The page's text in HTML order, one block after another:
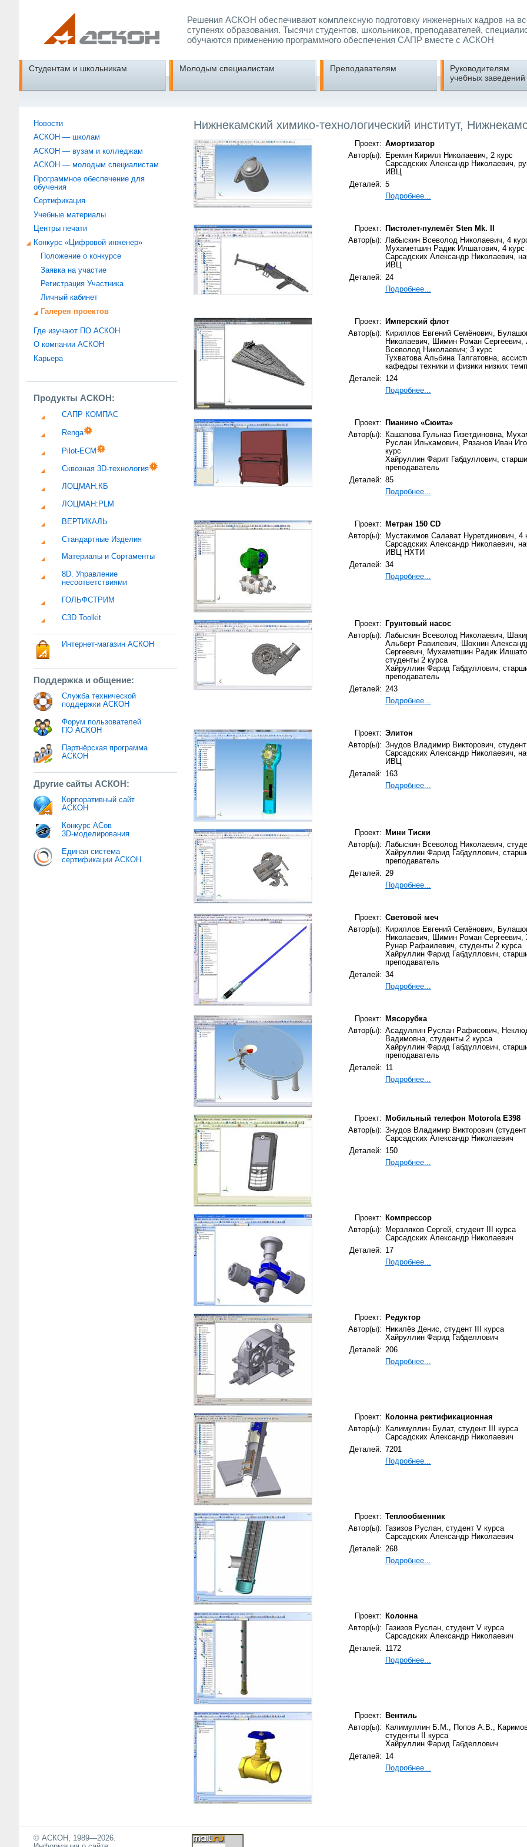
Решения АСКОН обеспечивают комплексную подготовку инженерных кадров на
ступенях образования. Тысячи студентов, школьников, преподавателей,
обучаются применению программного обеспечения САПР вместе с АСКОН
Студентам и школьникам Молодым специалистам Преподавателям
Руководителям
учебных заведений
Новости
АСКОН — школам
АСКОН — вузам и колледжам
АСКОН — молодым специалистам
Программное обеспечение для
обучения
Сертификация
Учебные материалы
Центры печати
Конкурс «Цифровой инженер»
Положение о конкурсе
Заявка на участие
Регистрация Участника
Личный кабинет
Галерея проектов
Где изучают ПО АСКОН
О компании АСКОН
Карьера
Продукты АСКОН:
САПР КОМПАС
Renga
Pilot-ECM
Сквозная 3D-технология
ЛОЦМАН:КБ
ЛОЦМАН:PLM
ВЕРТИКАЛЬ
Стандартные Изделия
Материалы и Сортаменты
8D. Управление
несоответствиями
ГОЛЬФСТРИМ
C3D Toolkit
Интернет-магазин АСКОН
Поддержка и общение:
Служба технической
поддержки АСКОН
Форум пользователей
ПО АСКОН
Партнёрская программа
АСКОН
Другие сайты АСКОН:
Корпоративный сайт
АСКОН
Конкурс АСов
3D-моделирования
Единая система
сертификации АСКОН
Нижнекамский химико-технологический институт,
Проект: Амортизатор
Автор(ы):
Еремин Кирилл Николаевич, 2 курс
Сарсадских Александр Николаевич,
ИВЦ
Деталей: 5
Подробнее...
Проект:
Пистолет-пулемёт Sten Mk. II
Автор(ы): Лабыскин Всеволод Николаевич, 4
Мухаметшин Радик Илшатович, 4 курс
Сарсадских Александр Николаевич,
ИВЦ
Деталей: 24
Подробнее...
Проект:
Имперский флот
Автор(ы):
Кириллов Евгений Семёнович,
Николаевич, Шимин Роман Сергеевич,
Всеволод Николаевич; 3 курс
Тухватова Альбина Талгатовна,
кафедры техники и физики низких
Деталей: 124
Подробнее...
Проект:
Пианино «Сюита»
Автор(ы):
Кашапова Гульназ Гизетдиновна,
Руслан Ильхамович, Рязанов Иван
курс
Хайруллин Фарит Габдуллович,
преподаватель
Деталей: 85
Подробнее...
Проект:
Метран 150 CD
Автор(ы):
Мустакимов Салават Нуретдинович, 4
Сарсадских Александр Николаевич,
ИВЦ НХТИ
Деталей: 34
Подробнее...
Проект:
Грунтовый насос
Автор(ы): Лабыскин Всеволод Николаевич,
Альберт Равилевич, Шохнин
Сергеевич, Мухаметшин Радик
студенты 2 курса
Хайруллин Фарид Габдуллович,
преподаватель
Деталей: 243
Подробнее...
Проект: Элитон
Автор(ы): Знудов Владимир Викторович,
Сарсадских Александр Николаевич,
ИВЦ
Деталей: 163
Подробнее...
Проект:
Мини Тиски
Автор(ы): Лабыскин Всеволод Николаевич,
Хайруллин Фарид Габдуллович,
преподаватель
Деталей: 29
Подробнее...
Проект: Световой меч
Автор(ы):
Кириллов Евгений Семёнович,
Николаевич, Шимин Роман Сергеевич,
Рунар Рафаилевич, студенты 2 курса
Хайруллин Фарид Габдуллович,
преподаватель
Деталей: 34
Подробнее...
Проект:
Мясорубка
Автор(ы): Асадуллин Руслан Рафисович,
Вадимовна, студенты 2 курса
Хайруллин Фарид Габдуллович,
преподаватель
Деталей: 11
Подробнее...
Проект:
Мобильный телефон Motorola E398
Автор(ы): Знудов Владимир Викторович
Сарсадских Александр Николаевич
Деталей: 150
Подробнее...
Проект:
Компрессор
Автор(ы):
Мерзляков Сергей, студент III курса
Сарсадских Александр Николаевич
Деталей: 17
Подробнее...
Проект:
Редуктор
Автор(ы):
Никилёв Денис, студент III курса
Хайруллин Фарид Габделлович
Деталей: 206
Подробнее...
Проект:
Колонна ректификационная
Автор(ы):
Калимуллин Булат, студент III курса
Сарсадских Александр Николаевич
Деталей: 7201
Подробнее...
Проект: Теплообменник
Автор(ы):
Газизов Руслан, студент V курса
Сарсадских Александр Николаевич
Деталей: 268
Подробнее...
Проект:
Колонна
Автор(ы):
Газизов Руслан, студент V курса
Сарсадских Александр Николаевич
Деталей: 1172
Подробнее...
Проект:
Вентиль
Автор(ы):
Калимуллин Б.М., Попов А.В.,
студенты II курса
Хайруллин Фарид Габделлович
Деталей: 14
Подробнее...
© АСКОН, 1989—2026.